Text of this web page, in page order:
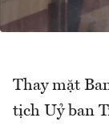
Thay mặt
tịch Uỷ ban